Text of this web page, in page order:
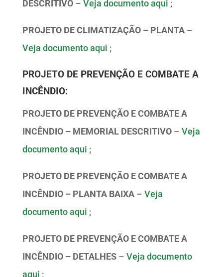
DESCRITIVO– Veja documento aqui ;
PROJETO DE CLIMATIZAÇÃO – PLANTA–
Veja documento aqui ;
PROJETO DE PREVENÇÃO E COMBATE A
INCÊNDIO:
PROJETO DE PREVENÇÃO E COMBATE A
INCÊNDIO – MEMORIAL DESCRITIVO– Veja
documento aqui ;
PROJETO DE PREVENÇÃO E COMBATE A
INCÊNDIO – PLANTA BAIXA– Veja
documento aqui ;
PROJETO DE PREVENÇÃO E COMBATE A
INCÊNDIO – DETALHES– Veja documento
aqui ;